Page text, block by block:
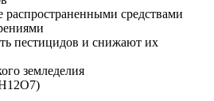
средствами
пестицидов и снижают их
земледелия